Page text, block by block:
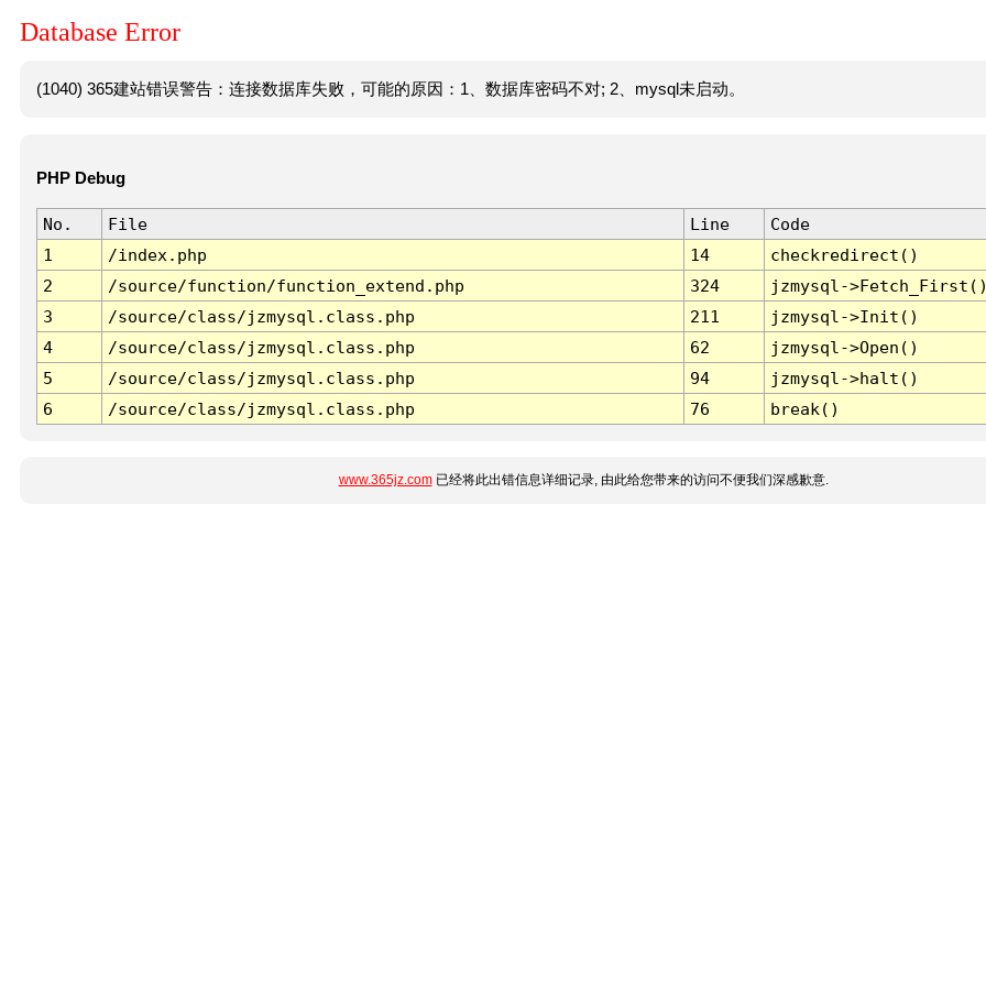
Database Error
(1040) 365建站错误警告：连接数据库失败，可能的原因：1、数据库密码不对; 2、mysql未启动。
PHP Debug
No. File Line
Code
1
/index.php 14
checkredirect()
2
/source/function/function_extend.php 324
jzmysql-
3
/source/class/jzmysql.class.php 211
jzmysql->Init()
4
/source/class/jzmysql.class.php 62
jzmysql->Open()
5
/source/class/jzmysql.class.php 94
jzmysql->halt()
6
/source/class/jzmysql.class.php 76 break()
www.365jz.com已经将此出错信息详细记录, 由此给您带来的访问不便我们深感歉意.